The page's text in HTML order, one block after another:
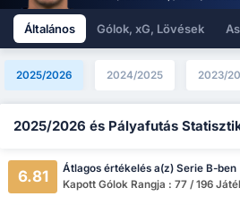
Általános Gólok, xG, Lövések
2025/2026 2024/2025 2023/
2025/2026 és Pályafutás
6.81
Átlagos értékelés a(z) Serie B-ben
Kapott Gólok Rangja : 77 / 196